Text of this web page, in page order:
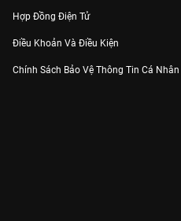
Hợp Đồng Điện Tử
Điều Khoản Và Điều Kiện
Chính Sách Bảo Vệ Thông Tin Cá Nhân